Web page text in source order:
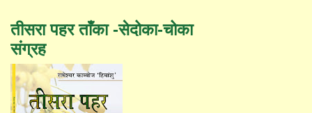
तीसरा पहर ताँका -सेदोका-चोका
संग्रह